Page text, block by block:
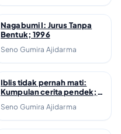
Nagabumi I: Jurus Tanpa
Bentuk; 1996
Seno Gumira Ajidarma
Iblis tidak pernah mati:
Kumpulan cerita pendek;
Seno Gumira Ajidarma